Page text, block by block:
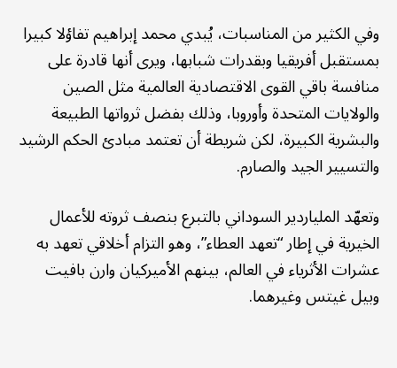
وفي الكثير من المناسبات، يُبدي محمد إبراهيم تفاؤلا كبيرا
بمستقبل أفريقيا وبقدرات شبابها، ويرى أنها قادرة على
منافسة باقي القوى الاقتصادية العالمية مثل الصين
والولايات المتحدة وأوروبا، وذلك بفضل ثرواتها الطبيعة
والبشرية الكبيرة، لكن شريطة أن تعتمد مبادئ الحكم الرشيد
والتسيير الجيد والصارم.
وتعهّد الملياردير السوداني بالتبرع بنصف ثروته للأعمال
الخيرية في إطار “تعهد العطاء”، وهو التزام أخلاقي تعهد به
عشرات الأثرياء في العالم، بينهم الأميركيان وارن بافيت
وبيل غيتس وغيرهما.